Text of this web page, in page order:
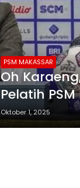
PSM MAKASSAR
Oh
Pelatih
Oktober 1, 2025